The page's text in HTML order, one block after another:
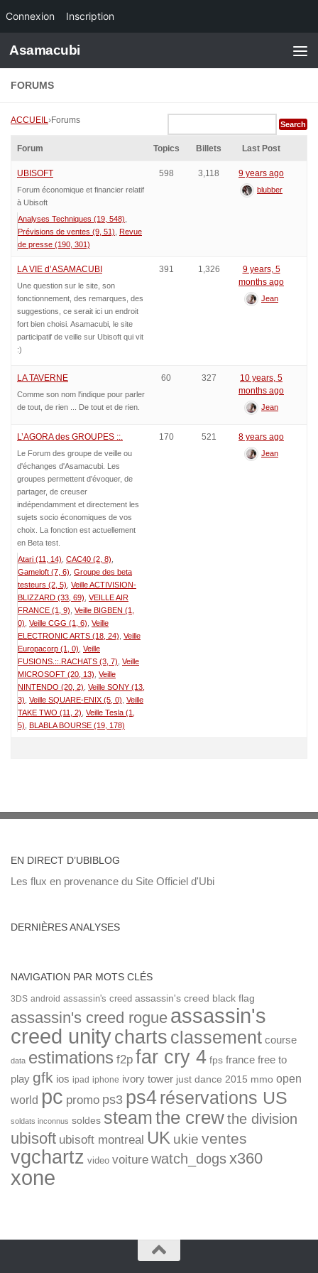
Connexion Inscription
Skip to content
Asamacubi
FORUMS
ACCUEIL›Forums
Forum Topics Billets Last Post
UBISOFT
Forum économique et financier relatif
à Ubisoft
Analyses Techniques (19, 548)
Prévisions de ventes (9, 51) Revue
de presse (190, 301)
598 3,118 9 years ago
blubber
LA VIE d’ASAMACUBI
Une question sur le site, son
fonctionnement, des remarques, des
suggestions, ce serait ici un endroit
fort bien choisi. Asamacubi, le site
participatif de veille sur Ubisoft qui vit
:)
391 1,326
9 years, 5
months ago
Jean
LA TAVERNE
Comme son nom l'indique pour parler
de tout, de rien ... De tout et de rien.
60 327
10 years, 5
months ago
Jean
L’AGORA des GROUPES ::.
Le Forum des groupe de veille ou
d'échanges d'Asamacubi. Les
groupes permettent d'évoquer, de
partager, de creuser
indépendamment et directement les
sujets socio économiques de vos
choix. La fonction est actuellement
en Beta test.
Atari (11, 14) CAC40 (2, 8)
Gameloft (7, 6) Groupe des beta
testeurs (2, 5) Veille ACTIVISION-
BLIZZARD (33, 69) VEILLE AIR
FRANCE (1, 9) Veille BIGBEN (1,
0) Veille CGG (1, 6) Veille
ELECTRONIC ARTS (18, 24) Veille
Europacorp (1, 0) Veille
FUSIONS.::.RACHATS (3, 7) Veille
MICROSOFT (20, 13) Veille
NINTENDO (20, 2) Veille SONY (13,
3) Veille SQUARE-ENIX (5, 0) Veille
TAKE TWO (11, 2) Veille Tesla (1,
5) BLABLA BOURSE (19, 178)
170 521 8 years ago
Jean
EN DIRECT D’UBIBLOG
Les flux en provenance du Site Officiel d'Ubi
DERNIÈRES ANALYSES
NAVIGATION PAR MOTS CLÉS
3DS android assassin's creed assassin's creed black flag
assassin's creed rogue assassin's
creed unitycharts classement course
data estimations f2p far cry 4 fps france free to
play gfk ios ipad iphone ivory tower just dance 2015 mmo open
world pc promo ps3 ps4réservations US
soldats inconnus soldes steamthe crewthe division
ubisoft ubisoft montreal UK ukie ventes
vgchartz video voiture watch_dogsx360
xone